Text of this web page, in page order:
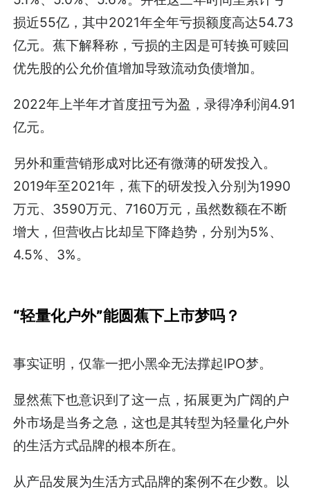
损近55亿，其中2021年全年亏损额度高达54.73
亿元。蕉下解释称，亏损的主因是可转换可赎回
优先股的公允价值增加导致流动负债增加。
2022年上半年才首度扭亏为盈，录得净利润4.91
亿元。
另外和重营销形成对比还有微薄的研发投入。
2019年至2021年，蕉下的研发投入分别为1990
万元、3590万元、7160万元，虽然数额在不断
增大，但营收占比却呈下降趋势，分别为5%、
4.5%、3%。
“轻量化户外”能圆蕉下上市梦吗？
事实证明，仅靠一把小黑伞无法撑起IPO梦。
显然蕉下也意识到了这一点，拓展更为广阔的户
外市场是当务之急，这也是其转型为轻量化户外
的生活方式品牌的根本所在。
从产品发展为生活方式品牌的案例不在少数。以